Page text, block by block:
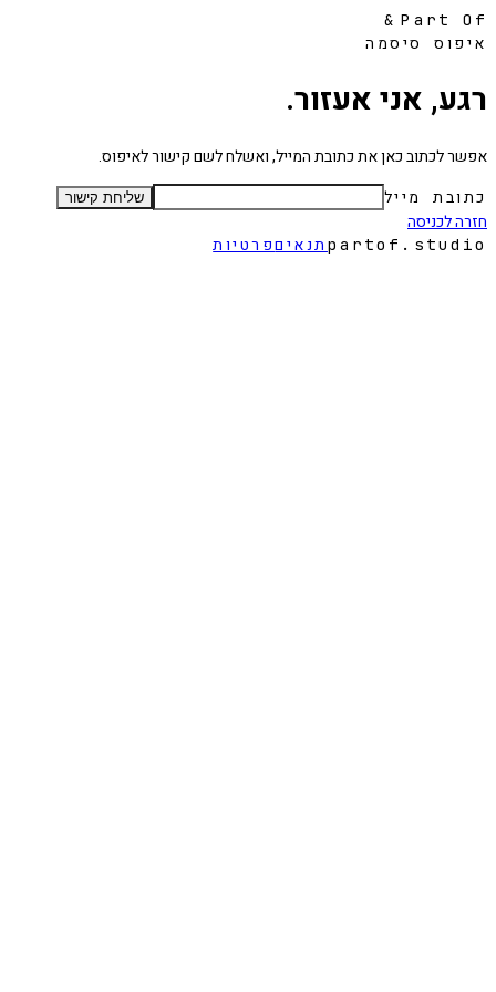
Part Of
&
איפוס סיסמה
רגע, אני אעזור.
אפשר לכתוב כאן את כתובת המייל, ואשלח לשם קישור לאיפוס.
כתובת מייל שליחת קישור
חזרה לכניסה
partof.studio תנאיםפרטיות